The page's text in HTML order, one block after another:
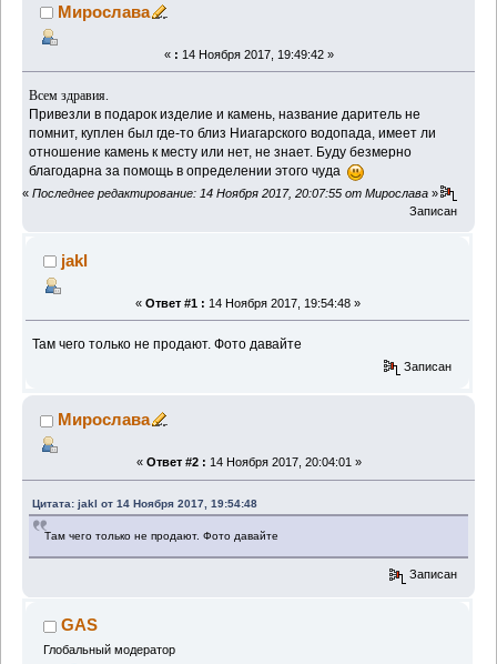
Мирослава
« : 14 Ноября 2017, 19:49:42 »
Всем здравия.
Привезли в подарок изделие и камень, название даритель не
помнит, куплен был где-то близ Ниагарского водопада, имеет ли
отношение камень к месту или нет, не знает. Буду безмерно
благодарна за помощь в определении этого чуда
« Последнее редактирование: 14 Ноября 2017, 20:07:55 от Мирослава »
Записан
jakl
« Ответ #1 : 14 Ноября 2017, 19:54:48 »
Там чего только не продают. Фото давайте
Записан
Мирослава
« Ответ #2 : 14 Ноября 2017, 20:04:01 »
Цитата: jakl от 14 Ноября 2017, 19:54:48
Там чего только не продают. Фото давайте
Записан
GAS
Глобальный модератор